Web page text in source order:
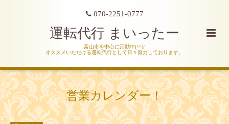
070-2251-0777
運転代行 まいったー
富山市を中心に活動中(^^)/
オススメいただける運転代行として日々努力しております。
営業カレンダー！